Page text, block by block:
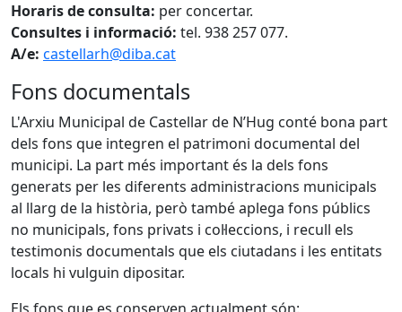
Horaris de consulta: per concertar.
Consultes i informació: tel. 938 257 077.
A/e: castellarh@diba.cat
Fons documentals
L'Arxiu Municipal de Castellar de N’Hug conté bona part
dels fons que integren el patrimoni documental del
municipi. La part més important és la dels fons
generats per les diferents administracions municipals
al llarg de la història, però també aplega fons públics
no municipals, fons privats i col·leccions, i recull els
testimonis documentals que els ciutadans i les entitats
locals hi vulguin dipositar.